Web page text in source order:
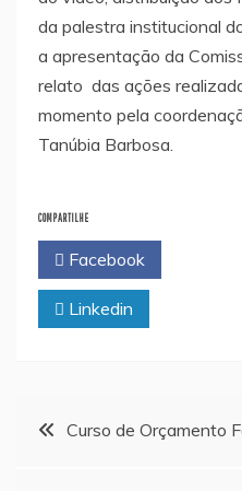
da palestra institucional
a apresentação da
relato das ações
momento pela
Tanúbia Barbosa.
COMPARTILHE
Facebook
Linkedin
Navegação
Curso de Orçamento